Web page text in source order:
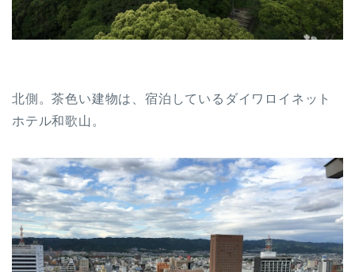
北側。茶色い建物は、宿泊しているダイワロイネット
ホテル和歌山。